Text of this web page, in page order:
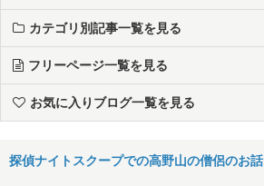
カテゴリ別記事一覧を見る
フリーページ一覧を見る
お気に入りブログ一覧を見る
探偵ナイトスクープでの高野山の僧侶のお話